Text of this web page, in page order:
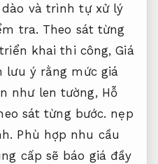
và trình tự xử lý
tra. Theo sát từng
khai thi công,Giá
lưu ý rằng mức giá
như len tường, Hỗ
sát từng bước. nẹp
Phù hợp nhu cầu
cấp sẽ báo giá đầy